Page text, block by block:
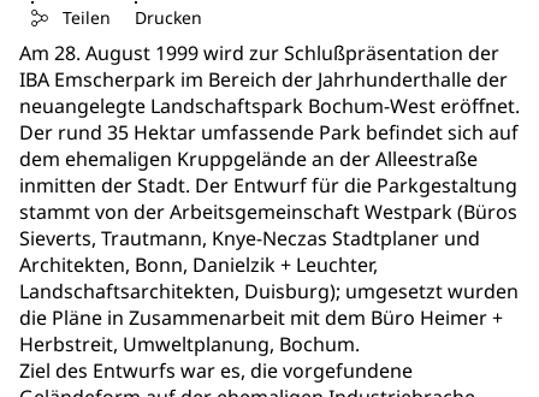
Teilen Drucken
Am 28. August 1999 wird zur Schlußpräsentation der
IBA Emscherpark im Bereich der Jahrhunderthalle der
neuangelegte Landschaftspark Bochum-West eröffnet.
Der rund 35 Hektar umfassende Park befindet sich auf
dem ehemaligen Kruppgelände an der Alleestraße
inmitten der Stadt. Der Entwurf für die Parkgestaltung
stammt von der Arbeitsgemeinschaft Westpark (Büros
Sieverts, Trautmann, Knye-Neczas Stadtplaner und
Architekten, Bonn, Danielzik + Leuchter,
Landschaftsarchitekten, Duisburg); umgesetzt wurden
die Pläne in Zusammenarbeit mit dem Büro Heimer +
Herbstreit, Umweltplanung, Bochum.
Ziel des Entwurfs war es, die vorgefundene